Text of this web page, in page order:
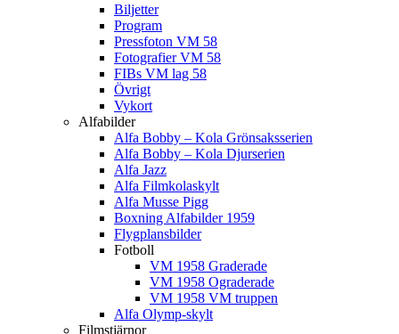
Biljetter
Program
Pressfoton VM 58
Fotografier VM 58
FIBs VM lag 58
Övrigt
Vykort
Alfabilder
Alfa Bobby – Kola Grönsaksserien
Alfa Bobby – Kola Djurserien
Alfa Jazz
Alfa Filmkolaskylt
Alfa Musse Pigg
Boxning Alfabilder 1959
Flygplansbilder
Fotboll
VM 1958 Graderade
VM 1958 Ograderade
VM 1958 VM truppen
Alfa Olymp-skylt
Filmstjärnor